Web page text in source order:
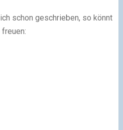
schon geschrieben, so könnt